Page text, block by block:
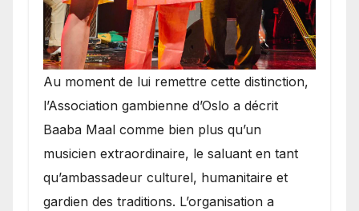
​Au moment de lui remettre cette distinction,
l’Association gambienne d’Oslo a décrit
Baaba Maal comme bien plus qu’un
musicien extraordinaire, le saluant en tant
qu’ambassadeur culturel, humanitaire et
gardien des traditions. L’organisation a